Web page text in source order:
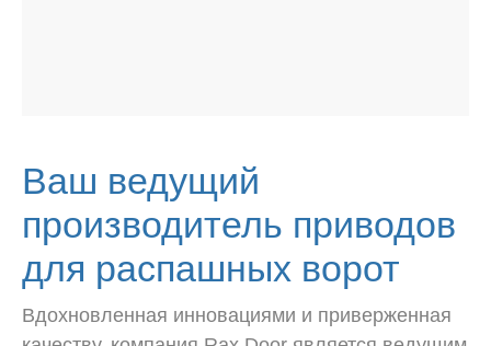
Ваш ведущий
производитель приводов
для распашных ворот
Вдохновленная инновациями и приверженная